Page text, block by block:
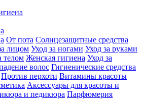
От пота Солнцезащитные средства
лицом Уход за ногами Уход за руками
телом Женская гигиена Уход за
волос Гигиенические средства
Против перхоти Витамины красоты
Аксессуары для красоты и
и педикюра Парфюмерия